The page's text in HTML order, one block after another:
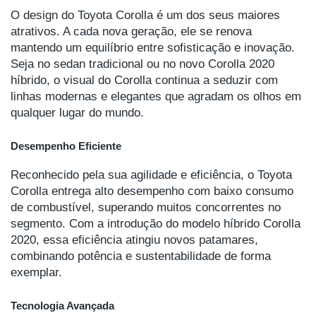
O design do Toyota Corolla é um dos seus maiores
atrativos. A cada nova geração, ele se renova
mantendo um equilíbrio entre sofisticação e inovação.
Seja no sedan tradicional ou no novo Corolla 2020
híbrido, o visual do Corolla continua a seduzir com
linhas modernas e elegantes que agradam os olhos em
qualquer lugar do mundo.
Desempenho Eficiente
Reconhecido pela sua agilidade e eficiência, o Toyota
Corolla entrega alto desempenho com baixo consumo
de combustível, superando muitos concorrentes no
segmento. Com a introdução do modelo híbrido Corolla
2020, essa eficiência atingiu novos patamares,
combinando potência e sustentabilidade de forma
exemplar.
Tecnologia Avançada